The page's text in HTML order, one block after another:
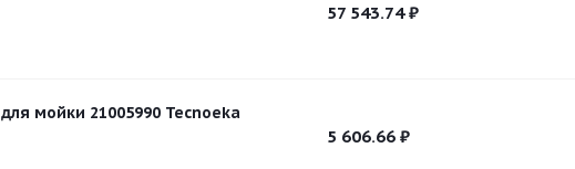
57 543.74₽
мойки 21005990 Tecnoeka
5 606.66 ₽